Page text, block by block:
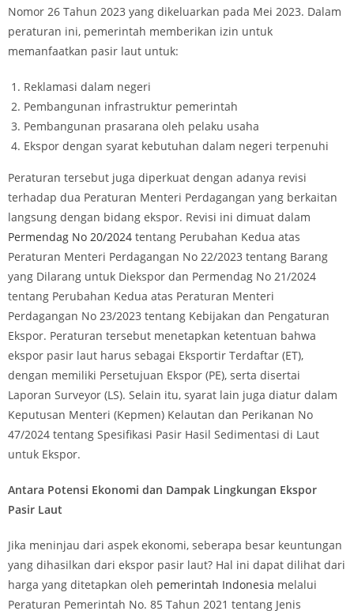
Nomor 26 Tahun 2023 yang dikeluarkan pada Mei 2023. Dalam
peraturan ini, pemerintah memberikan izin untuk
memanfaatkan pasir laut untuk:
Reklamasi dalam negeri
Pembangunan infrastruktur pemerintah
Pembangunan prasarana oleh pelaku usaha
Ekspor dengan syarat kebutuhan dalam negeri terpenuhi
Peraturan tersebut juga diperkuat dengan adanya revisi
terhadap dua Peraturan Menteri Perdagangan yang berkaitan
langsung dengan bidang ekspor. Revisi ini dimuat dalam
Permendag No 20/2024 tentang Perubahan Kedua atas
Peraturan Menteri Perdagangan No 22/2023 tentang Barang
yang Dilarang untuk Diekspor dan Permendag No 21/2024
tentang Perubahan Kedua atas Peraturan Menteri
Perdagangan No 23/2023 tentang Kebijakan dan Pengaturan
Ekspor. Peraturan tersebut menetapkan ketentuan bahwa
ekspor pasir laut harus sebagai Eksportir Terdaftar (ET),
dengan memiliki Persetujuan Ekspor (PE), serta disertai
Laporan Surveyor (LS). Selain itu, syarat lain juga diatur dalam
Keputusan Menteri (Kepmen) Kelautan dan Perikanan No
47/2024 tentang Spesifikasi Pasir Hasil Sedimentasi di Laut
untuk Ekspor.
Antara Potensi Ekonomi dan Dampak Lingkungan Ekspor
Pasir Laut
Jika meninjau dari aspek ekonomi, seberapa besar keuntungan
yang dihasilkan dari ekspor pasir laut? Hal ini dapat dilihat dari
harga yang ditetapkan oleh pemerintah Indonesia melalui
Peraturan Pemerintah No. 85 Tahun 2021 tentang Jenis